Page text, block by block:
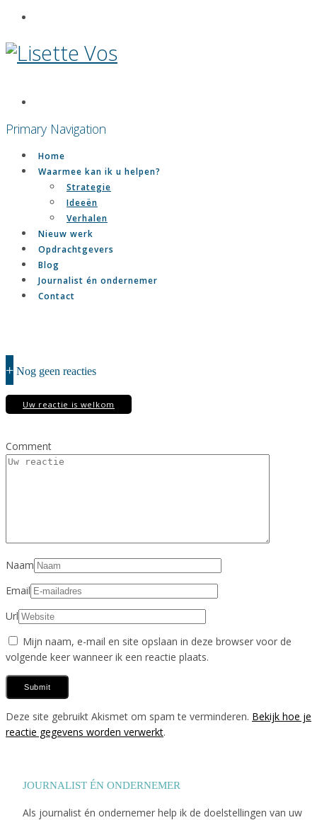
Primary Navigation
Home
Waarmee kan ik u helpen?
Strategie
Ideeën
Verhalen
Nieuw werk
Opdrachtgevers
Blog
Journalist én ondernemer
Contact
+ Nog geen reacties
Uw reactie is welkom
Comment
Naam
Email
Url
Mijn naam, e-mail en site opslaan in deze browser voor de
volgende keer wanneer ik een reactie plaats.
Deze site gebruikt Akismet om spam te verminderen. Bekijk hoe je
reactie gegevens worden verwerkt.
JOURNALIST ÉN ONDERNEMER
Als journalist én ondernemer help ik de doelstellingen van uw